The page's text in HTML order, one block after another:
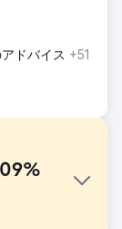
ドバイス +51